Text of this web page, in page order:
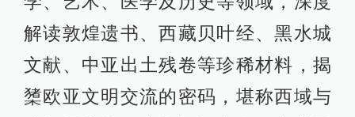
解读敦煌遗书、西藏贝叶经、黑水城
文献、中亚出土残卷等珍稀材料，揭
橥欧亚文明交流的密码，堪称西域与